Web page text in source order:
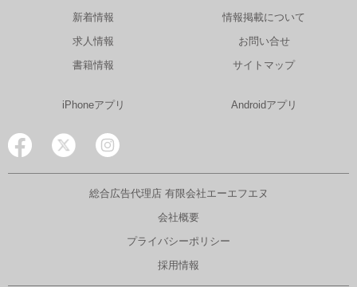
新着情報
求人情報
書籍情報
情報掲載について
お問い合せ
サイトマップ
iPhoneアプリ Androidアプリ
総合広告代理店 有限会社エーエフエヌ
会社概要
プライバシーポリシー
採用情報